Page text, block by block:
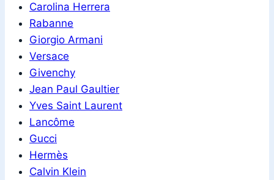
Carolina Herrera
Rabanne
Giorgio Armani
Versace
Givenchy
Jean Paul Gaultier
Yves Saint Laurent
Lancôme
Gucci
Hermès
Calvin Klein